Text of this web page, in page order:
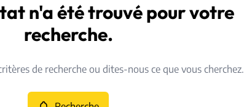
n'a été trouvé pour votre
recherche.
de recherche ou dites-nous ce que vous cherchez.